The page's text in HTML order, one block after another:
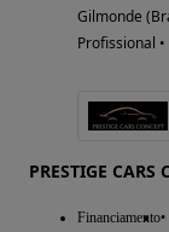
Gilmonde
Profissional
PRESTIGE CARS
Financiamento